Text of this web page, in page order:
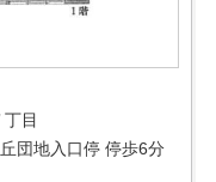
目
団地入口停 停歩6分